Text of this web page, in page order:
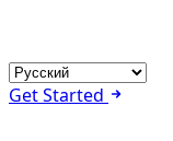
Get Started